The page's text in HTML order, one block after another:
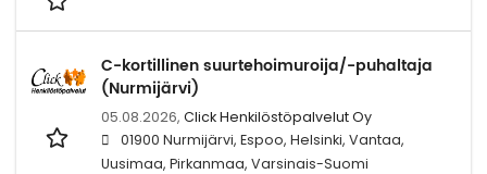
C-kortillinen suurtehoimuroija/-puhaltaja
(Nurmijärvi)
05.08.2026, Click Henkilöstöpalvelut Oy
01900 Nurmijärvi, Espoo, Helsinki, Vantaa,
Uusimaa, Pirkanmaa, Varsinais-Suomi